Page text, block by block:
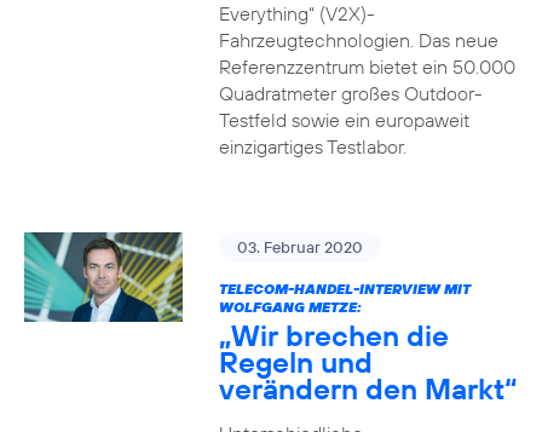
Everything“ (V2X)-
Fahrzeugtechnologien. Das neue
Referenzzentrum bietet ein 50.000
Quadratmeter großes Outdoor-
Testfeld sowie ein europaweit
einzigartiges Testlabor.
03. Februar 2020
TELECOM-HANDEL-INTERVIEW MIT
WOLFGANG METZE:
„Wir brechen die
Regeln und
verändern den Markt“